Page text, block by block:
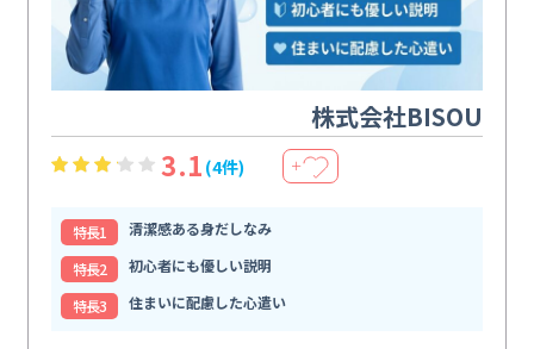
株式会社BISOU
3.1 (4件) ＋
特⻑1
清潔感ある身だしなみ
特⻑2
初心者にも優しい説明
特⻑3
住まいに配慮した心遣い